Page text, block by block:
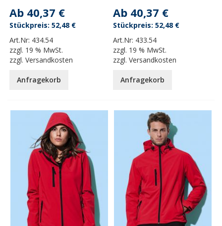
Ab 40,37 €
Art.Nr: 434.54
zzgl. 19 % MwSt.
zzgl.Versandkosten
52,48 €
Anfragekorb
Ab 40,37 €
Art.Nr: 433.54
zzgl. 19 % MwSt.
zzgl.Versandkosten
52,48 €
Anfragekorb